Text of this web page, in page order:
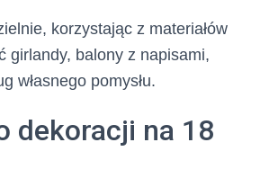
korzystając z materiałów
girlandy, balony z napisami,
własnego pomysłu.
dekoracji na 18